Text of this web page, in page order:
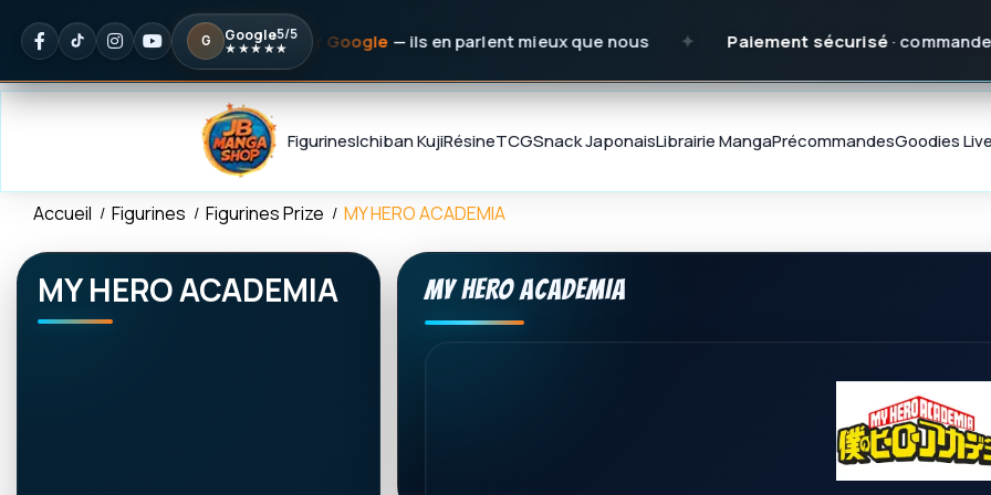
G Google5/5
★★★★★
✦ Noté5/5 sur Google— ils en parlent mieux que nous ✦ Paiement sécurisé· commandes préparées avec
FigurinesIchiban KujiRésineTCGSnack JaponaisLibrairie MangaPrécommandesGoodies
Accueil Figurines Figurines Prize MY HERO ACADEMIA
MY HERO ACADEMIA MY HERO ACADEMIA
Panneau de gestion des cookies